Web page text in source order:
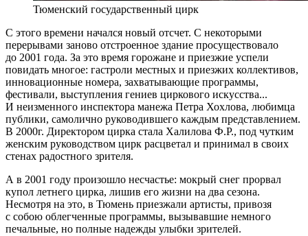
Тюменский государственный цирк
С этого времени начался новый отсчет. С некоторыми
перерывами заново отстроенное здание просуществовало
до 2001 года. За это время горожане и приезжие успели
повидать многое: гастроли местных и приезжих коллективов,
инновационные номера, захватывающие программы,
фестивали, выступления гениев циркового искусства...
И неизменного инспектора манежа Петра Хохлова, любимца
публики, самолично руководившего каждым представлением.
В 2000г. Директором цирка стала Халилова Ф.Р., под чутким
женским руководством цирк расцветал и принимал в своих
стенах радостного зрителя.
А в 2001 году произошло несчастье: мокрый снег прорвал
купол летнего цирка, лишив его жизни на два сезона.
Несмотря на это, в Тюмень приезжали артисты, привозя
с собою облегченные программы, вызывавшие немного
печальные, но полные надежды улыбки зрителей.